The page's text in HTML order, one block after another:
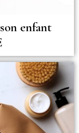
enfant